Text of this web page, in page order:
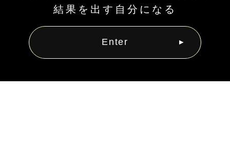
結果を出す自分になる
Enter